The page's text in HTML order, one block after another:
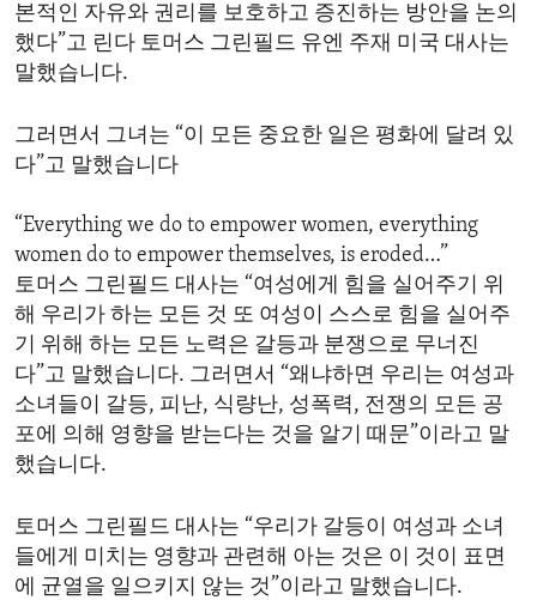
본적인 자유와 권리를 보호하고 증진하는 방안을 논의
했다”고 린다 토머스 그린필드 유엔 주재 미국 대사는
말했습니다.
그러면서 그녀는 “이 모든 중요한 일은 평화에 달려 있
다”고 말했습니다
“Everything we do to empower women, everything
women do to empower themselves, is eroded…”
토머스 그린필드 대사는 “여성에게 힘을 실어주기 위
해 우리가 하는 모든 것 또 여성이 스스로 힘을 실어주
기 위해 하는 모든 노력은 갈등과 분쟁으로 무너진
다”고 말했습니다. 그러면서 “왜냐하면 우리는 여성과
소녀들이 갈등, 피난, 식량난, 성폭력, 전쟁의 모든 공
포에 의해 영향을 받는다는 것을 알기 때문”이라고 말
했습니다.
토머스 그린필드 대사는 “우리가 갈등이 여성과 소녀
들에게 미치는 영향과 관련해 아는 것은 이 것이 표면
에 균열을 일으키지 않는 것”이라고 말했습니다.